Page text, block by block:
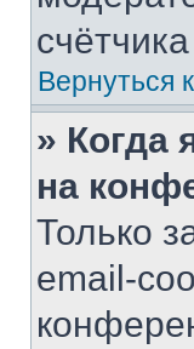
Вернуться
» Когда
на
Только
email-